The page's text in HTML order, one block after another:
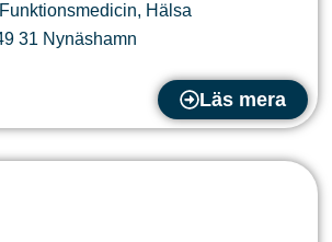
Funktionsmedicin, Hälsa
31 Nynäshamn
Läs mera